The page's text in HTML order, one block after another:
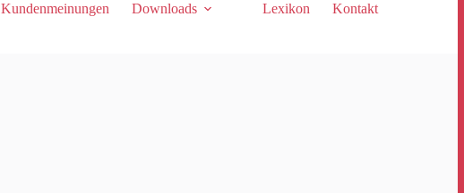
Kundenmeinungen Downloads Lexikon Kontakt